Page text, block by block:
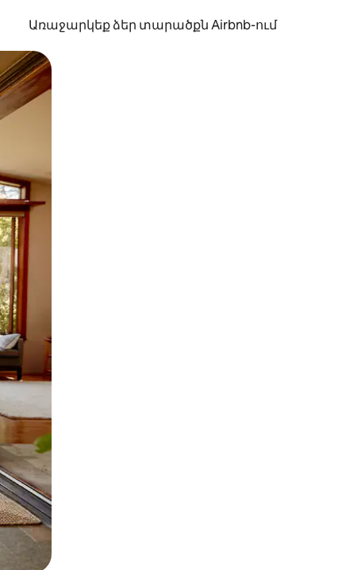
Առաջարկեք ձեր տարածքն Airbnb-ում
կամ մատը սահեցնելով։